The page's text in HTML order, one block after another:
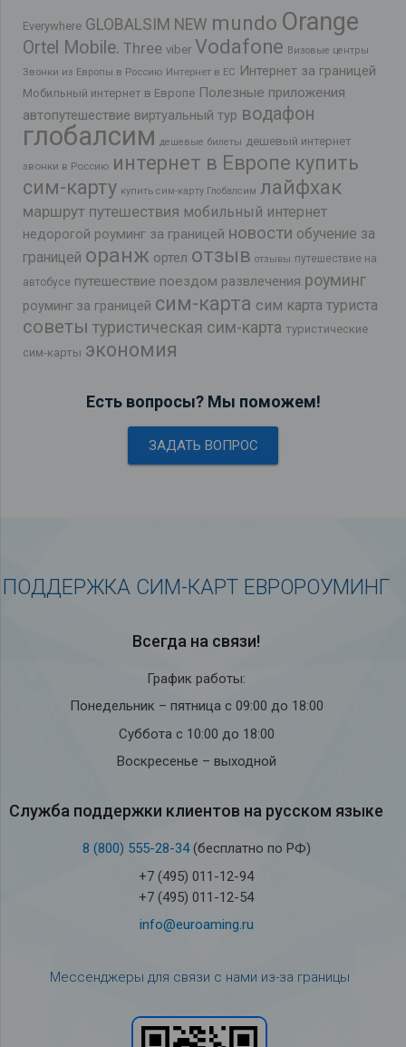
Everywhere GLOBALSIM NEW mundo Orange
Ortel Mobile. Three viber Vodafone Визовые центры
Звонки из Европы в Россию Интернет в ЕС Интернет за границей
Мобильный интернет в Европе Полезные приложения
автопутешествие виртуальный тур водафон
глобалсим дешевые билеты дешевый интернет
звонки в Россию интернет в Европе купить
сим-карту купить сим-карту Глобалсим лайфхак
маршрут путешествия мобильный интернет
недорогой роуминг за границей новости обучение за
границей оранж ортел отзыв отзывы путешествие на
автобусе путешествие поездом развлечения роуминг
роуминг за границей сим-карта сим карта туриста
советы туристическая сим-карта туристические
сим-карты экономия
Есть вопросы? Мы поможем!
ЗАДАТЬ ВОПРОС
ПОДДЕРЖКА СИМ-КАРТ ЕВРОРОУМИНГ
Всегда на связи!
График работы:
Понедельник – пятница с 09:00 до 18:00
Суббота с 10:00 до 18:00
Воскресенье – выходной
Служба под­держки кли­ен­тов на рус­ском языке
8 (800) 555-28-34(бесплатно по РФ)
+7 (495) 011-12-94
+7 (495) 011-12-54
info@euroaming.ru
Мессенджеры для связи с нами из-за границы